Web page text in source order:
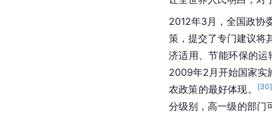
2012年3月，全国政协
策，提交了专门建议将
济适用、节能环保的
2009年2月开始国家实
农政策的最好体现。
[30]
分级别，高一级的部门